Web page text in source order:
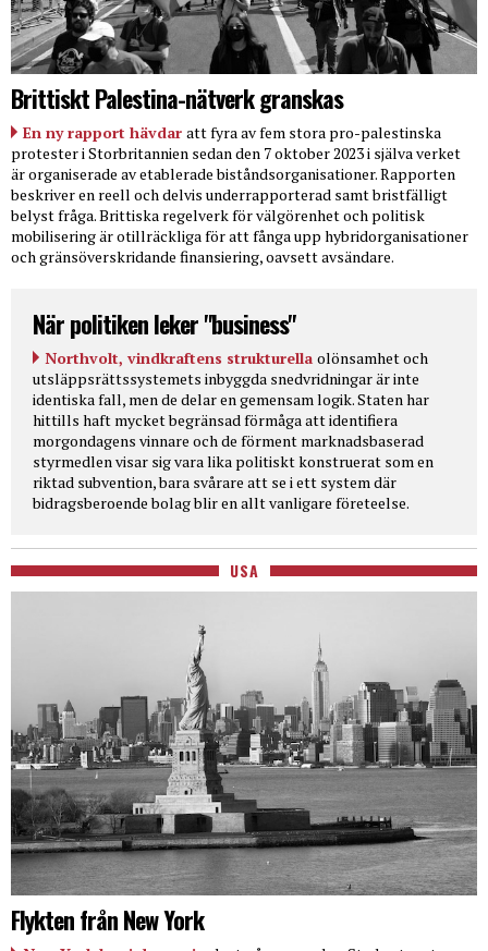
Brittiskt Palestina-nätverk granskas
En ny rapport hävdar att fyra av fem stora pro-palestinska
protester i Storbritannien sedan den 7 oktober 2023 i själva verket
är organiserade av etablerade biståndsorganisationer. Rapporten
beskriver en reell och delvis underrapporterad samt bristfälligt
belyst fråga. Brittiska regelverk för välgörenhet och politisk
mobilisering är otillräckliga för att fånga upp hybridorganisationer
och gränsöverskridande finansiering, oavsett avsändare.
När politiken leker "business"
Northvolt, vindkraftens strukturella olönsamhet och
utsläppsrättssystemets inbyggda snedvridningar är inte
identiska fall, men de delar en gemensam logik. Staten har
hittills haft mycket begränsad förmåga att identifiera
morgondagens vinnare och de förment marknadsbaserad
styrmedlen visar sig vara lika politiskt konstruerat som en
riktad subvention, bara svårare att se i ett system där
bidragsberoende bolag blir en allt vanligare företeelse.
USA
Flykten från New York